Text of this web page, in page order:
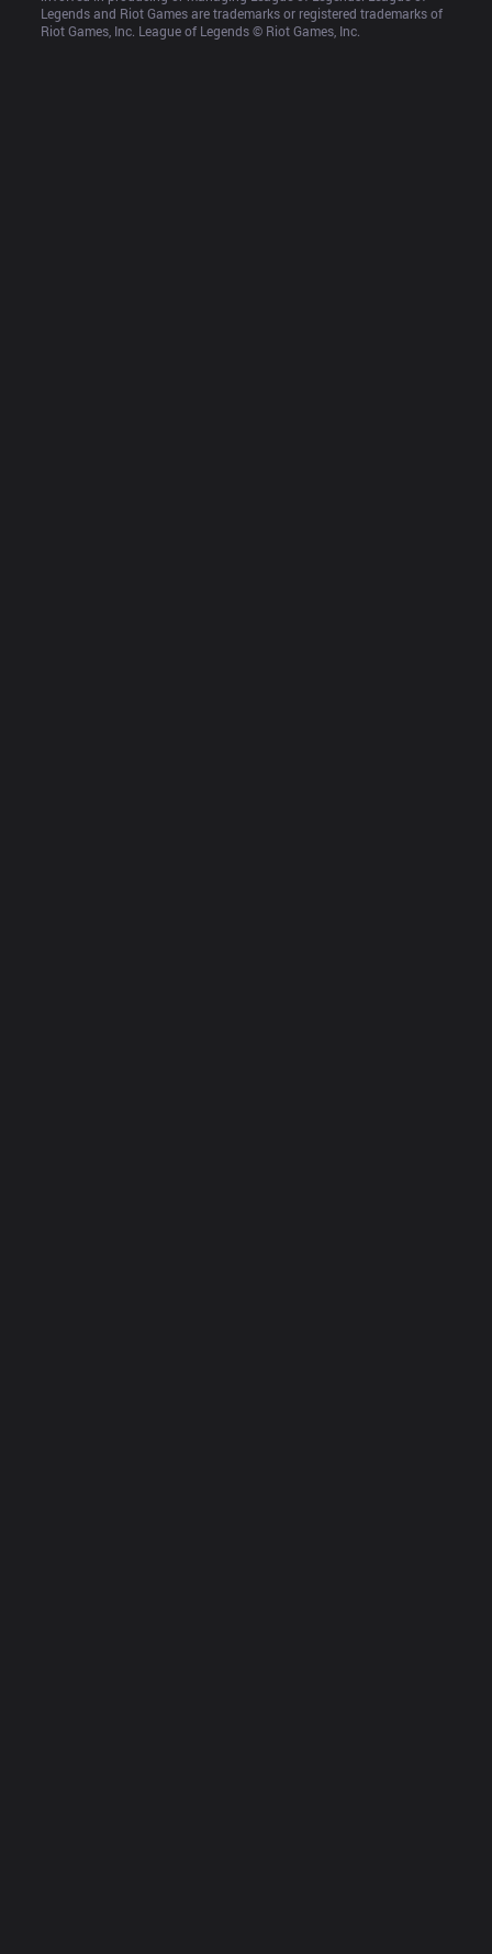
Legends and Riot Games are trademarks or registered trademarks of
Riot Games, Inc. League of Legends © Riot Games, Inc.